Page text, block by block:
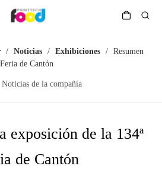
/ Noticias / Exhibiciones / Resumen
de Cantón
Noticias de la compañía
exposición de la 134ª
de Cantón